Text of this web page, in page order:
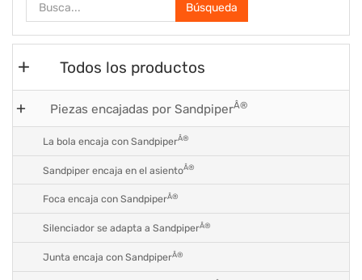
Búsqueda
Todos los productos
Piezas encajadas por SandpiperÂ®
La bola encaja con SandpiperÂ®
Sandpiper encaja en el asientoÂ®
Foca encaja con SandpiperÂ®
Silenciador se adapta a SandpiperÂ®
Junta encaja con SandpiperÂ®